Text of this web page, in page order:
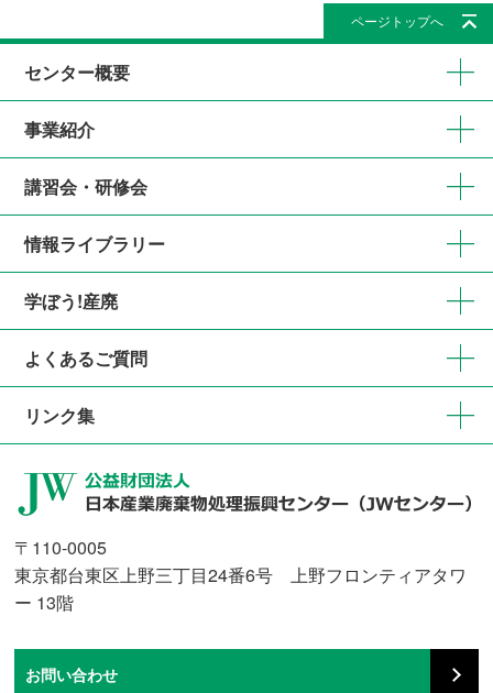
ページトップへ
センター概要
事業紹介
講習会・研修会
情報ライブラリー
学ぼう!産廃
よくあるご質問
リンク集
〒110-0005
東京都台東区上野三丁目24番6号 上野フロンティアタワ
ー 13階
お問い合わせ